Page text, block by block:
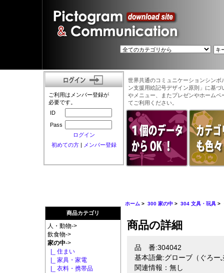
ご利用はメンバー登録が
必要です。
ID
Pass
ログイン
初めての方| メンバー登録
世界共通のコミュニケーションシン
ン支援用絵記号デザイン原則」に基
やメニュー、またプレゼンやホーム
てご利用ください。
商品カテゴリ
人・動物->
飲食物->
家の中->
|_ 住まい
|_ 家具・家電
|_ 衣料・携帯品
ホーム >300 家の中 >304 文具・玩具 >
商品の詳細
品 番:304042
基本語彙:グローブ（ぐろー
関連情報：無し